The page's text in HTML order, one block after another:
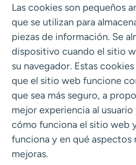
Las cookies son pequeños
que se utilizan para
piezas de información. Se
dispositivo cuando el sitio
su navegador. Estas
que el sitio web funcione
que sea más seguro, a
mejor experiencia al
cómo funciona el sitio web
funciona y en qué aspectos
mejoras.